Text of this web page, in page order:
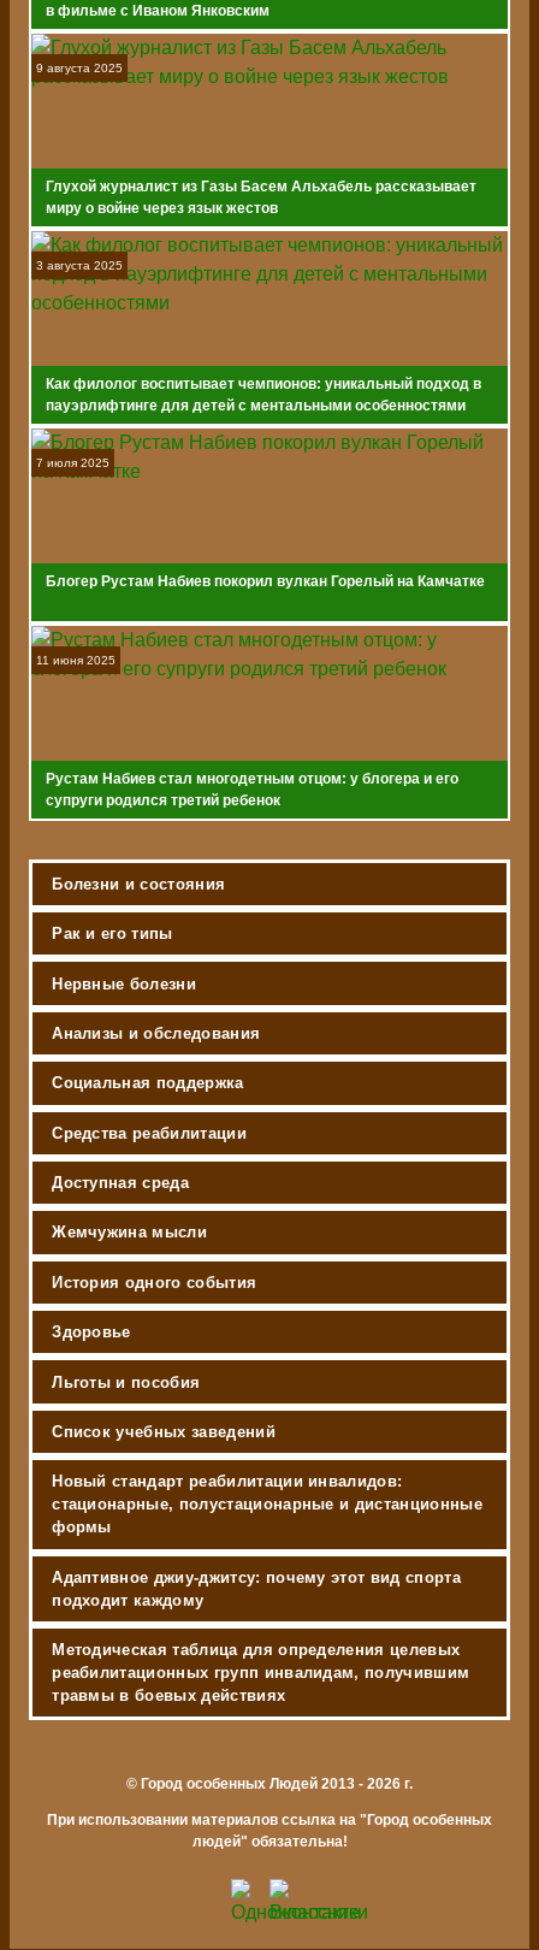
в фильме с Иваном Янковским
9 августа 2025
Глухой журналист из Газы Басем Альхабель рассказывает
миру о войне через язык жестов
3 августа 2025
Как филолог воспитывает чемпионов: уникальный подход в
пауэрлифтинге для детей с ментальными особенностями
7 июля 2025
Блогер Рустам Набиев покорил вулкан Горелый на Камчатке
11 июня 2025
Рустам Набиев стал многодетным отцом: у блогера и его
супруги родился третий ребенок
Болезни и состояния
Рак и его типы
Нервные болезни
Анализы и обследования
Социальная поддержка
Средства реабилитации
Доступная среда
Жемчужина мысли
История одного события
Здоровье
Льготы и пособия
Список учебных заведений
Новый стандарт реабилитации инвалидов:
стационарные, полустационарные и дистанционные
формы
Адаптивное джиу-джитсу: почему этот вид спорта
подходит каждому
Методическая таблица для определения целевых
реабилитационных групп инвалидам, получившим
травмы в боевых действиях
© Город особенных Людей 2013 - 2026 г.
При использовании материалов ссылка на "Город особенных
людей" обязательна!